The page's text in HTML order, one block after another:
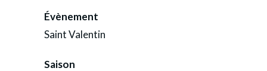
Évènement
Saint Valentin
Saison